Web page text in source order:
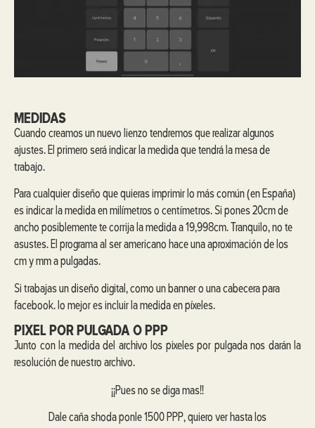
MEDIDAS
Cuando creamos un nuevo lienzo tendremos que realizar algunos
ajustes. El primero será indicar la medida que tendrá la mesa de
trabajo.
Para cualquier diseño que quieras imprimir lo más común (en España)
es indicar la medida en milímetros o centímetros. Si pones 20cm de
ancho posiblemente te corrija la medida a 19,998cm. Tranquilo, no te
asustes. El programa al ser americano hace una aproximación de los
cm y mm a pulgadas.
Si trabajas un diseño digital, como un banner o una cabecera para
facebook. lo mejor es incluir la medida en píxeles.
PIXEL POR PULGADA O PPP
Junto con la medida del archivo los pixeles por pulgada nos darán la
resolución de nuestro archivo.
¡¡Pues no se diga mas!!
Dale caña shoda ponle 1500 PPP, quiero ver hasta los